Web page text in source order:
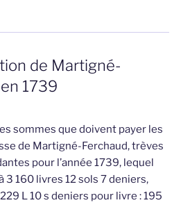
de Martigné-
1739
sommes que doivent payer les
de Martigné-Ferchaud, trèves
pour l’année 1739, lequel
3 160 livres 12 sols 7 deniers,
L 10 s deniers pour livre : 195